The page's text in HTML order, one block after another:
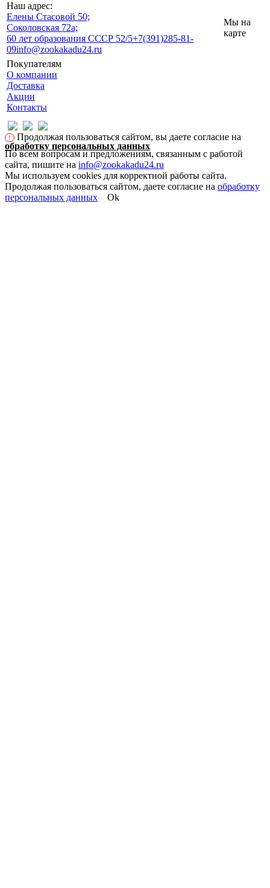
Наш адрес:
Eлены Стасовой 50;
Соколовская 72а;
60 лет образования СССР 52/5+7(391)285-81-
09info@zookakadu24.ru
Мы на
карте
Покупателям
О компании
Доставка
Акции
Контакты
!
Продолжая пользоваться сайтом, вы даете согласие на
обработку персональных данных
По всем вопросам и предложениям, связанным с работой
сайта, пишите на info@zookakadu24.ru
Мы используем cookies для корректной работы сайта.
Продолжая пользоваться сайтом, даете согласие на обработку
персональных данных
Ok